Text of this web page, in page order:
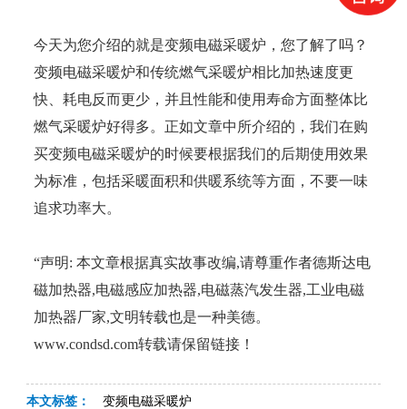
今天为您介绍的就是变频电磁采暖炉，您了解了吗？
变频电磁采暖炉和传统燃气采暖炉相比加热速度更
快、耗电反而更少，并且性能和使用寿命方面整体比
燃气采暖炉好得多。正如文章中所介绍的，我们在购
买变频电磁采暖炉的时候要根据我们的后期使用效果
为标准，包括采暖面积和供暖系统等方面，不要一味
追求功率大。
“声明: 本文章根据真实故事改编,请尊重作者德斯达电
磁加热器,电磁感应加热器,电磁蒸汽发生器,工业电磁
加热器厂家,文明转载也是一种美德。
www.condsd.com转载请保留链接！
本文标签： 变频电磁采暖炉